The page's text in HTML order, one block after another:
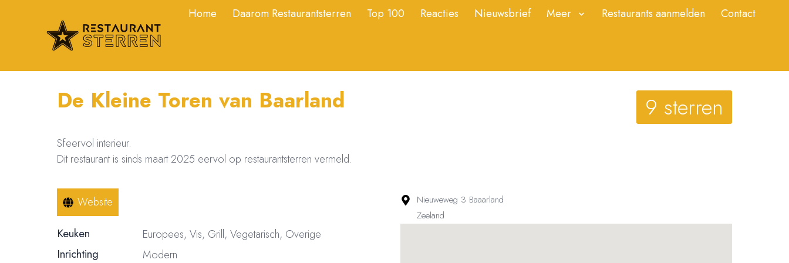
Home Daarom Restaurantsterren Top 100 Reacties Nieuwsbrief Meer Restaurants aanmelden Contact
De Kleine Toren van Baarland 9 sterren
Sfeervol interieur.
Dit restaurant is sinds maart 2025 eervol op restaurantsterren vermeld.
Website
Keuken Europees, Vis, Grill, Vegetarisch, Overige
Inrichting Modern
Nieuweweg 3 Baaarland
Zeeland